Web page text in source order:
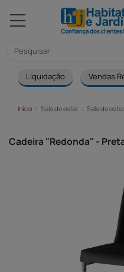
Liquidação Vendas
Início Sala de estar Sala de estar
Cadeira "Redonda" -